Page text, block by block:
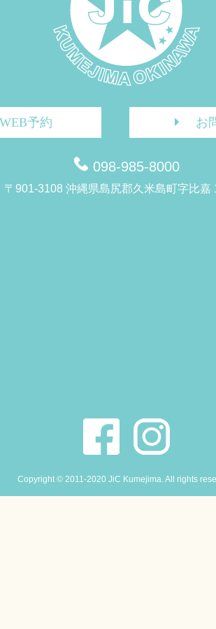
WEB予約 お
098-985-8000
〒901-3108 沖縄県島尻郡久米島町字比嘉
Copyright © 2011-2020 JiC Kumejima. All rights